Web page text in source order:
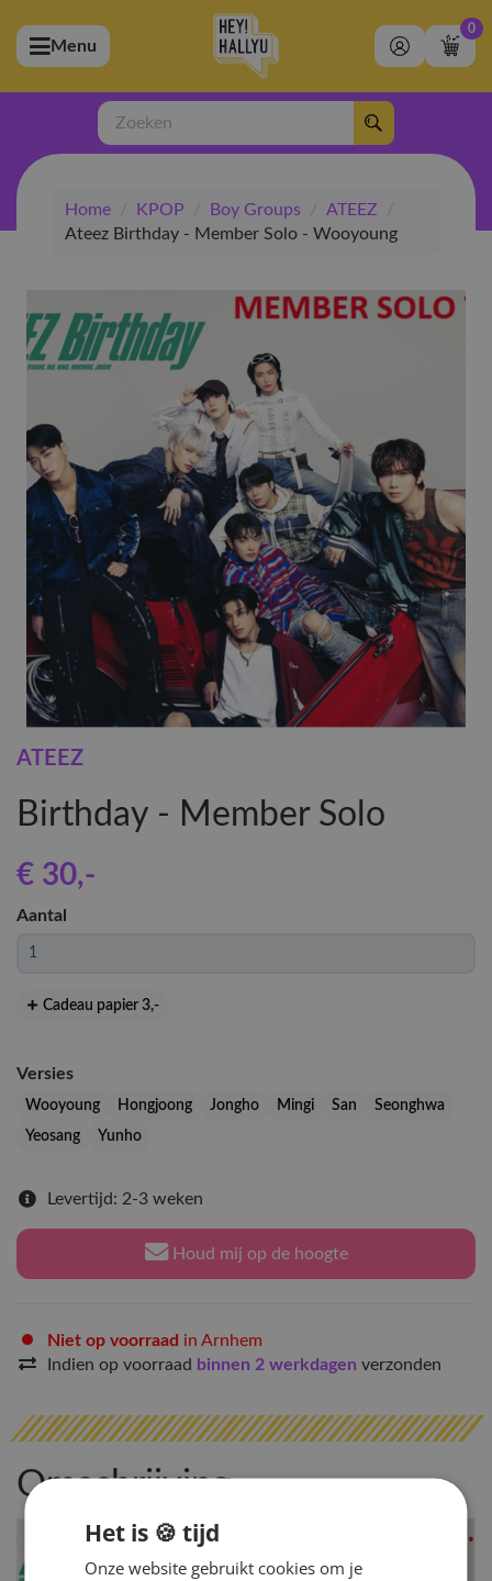
(Artiesten)
(Merchandise)
(Exclusive)
(Winkel)
Menu
0
Zoeken
Home / KPOP / Boy Groups / ATEEZ
/
Ateez Birthday - Member Solo - Wooyoung
ATEEZ
Birthday - Member Solo
€ 30,-
Aantal
Cadeau papier 3,-
Versies
Wooyoung Hongjoong Jongho Mingi San
Seonghwa
Yeosang
Yunho
Levertijd: 2-3 weken
Houd mij op de hoogte
Niet op voorraad in Arnhem
Indien op voorraad binnen 2 werkdagen verzonden
Omschrijving
Het is 🍪 tijd
Onze website gebruikt cookies om je